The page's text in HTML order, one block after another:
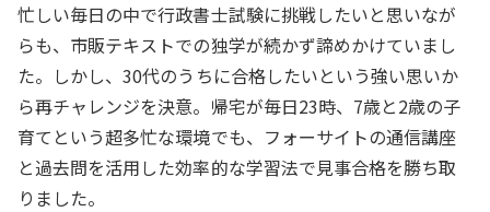
忙しい毎日の中で行政書士試験に挑戦したいと思いなが
らも、市販テキストでの独学が続かず諦めかけていまし
た。しかし、30代のうちに合格したいという強い思いか
ら再チャレンジを決意。帰宅が毎日23時、7歳と2歳の子
育てという超多忙な環境でも、フォーサイトの通信講座
と過去問を活用した効率的な学習法で見事合格を勝ち取
りました。